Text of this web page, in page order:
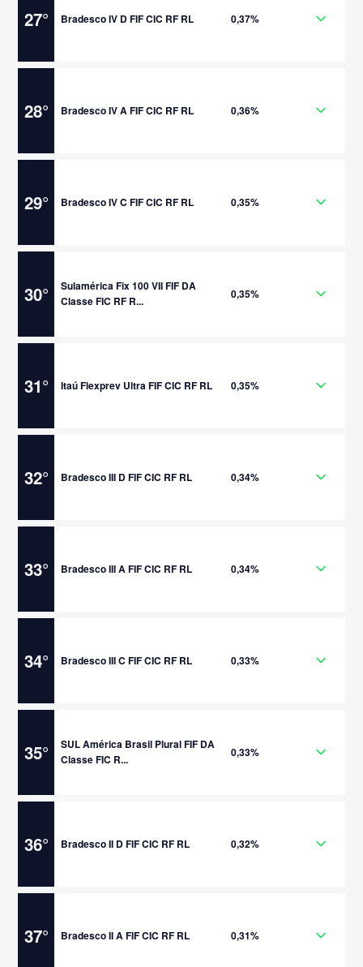
27° Bradesco IV D FIF CIC RF RL 0,37%
28° Bradesco IV A FIF CIC RF RL 0,36%
29° Bradesco IV C FIF CIC RF RL 0,35%
30°
Sulamérica Fix 100 VII FIF DA
Classe FIC RF R...
0,35%
31° Itaú Flexprev Ultra FIF CIC RF RL 0,35%
32° Bradesco III D FIF CIC RF RL 0,34%
33° Bradesco III A FIF CIC RF RL 0,34%
34° Bradesco III C FIF CIC RF RL 0,33%
35°
SUL América Brasil Plural FIF DA
Classe FIC R...
0,33%
36° Bradesco II D FIF CIC RF RL 0,32%
37° Bradesco II A FIF CIC RF RL 0,31%